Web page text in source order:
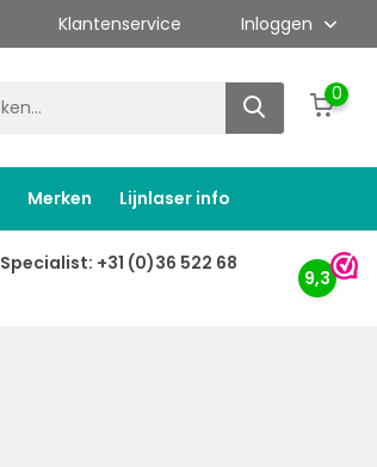
Klantenservice Inloggen
0
Merken Lijnlaser info
Specialist: +31 (0)36 522 68
9,3